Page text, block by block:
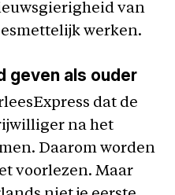
van
werken.
geven als ouder
dat de
na het
Daarom worden
voorlezen. Maar